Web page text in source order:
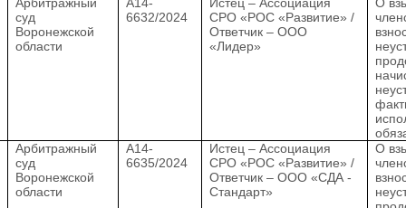
суд
Воронежской
области
6632/2024
СРО «РОС «Развитие» /
Ответчик – ООО
«Лидер»
Арбитражный
суд
Воронежской
области
А14-
6635/2024
Истец – Ассоциация
СРО «РОС «Развитие» /
Ответчик – ООО «СДА -
Стандарт»
О